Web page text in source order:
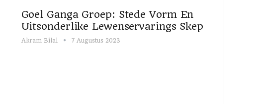
Goel Ganga Groep: Stede Vorm En
Uitsonderlike Lewenservarings Skep
Akram Bilal 7 Augustus 2023